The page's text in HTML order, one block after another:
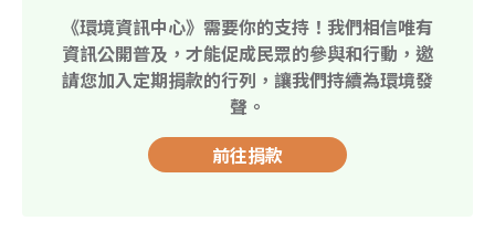
《環境資訊中心》需要你的支持！我們相信唯有
資訊公開普及，才能促成民眾的參與和行動，邀
請您加入定期捐款的行列，讓我們持續為環境發
聲。
前往捐款